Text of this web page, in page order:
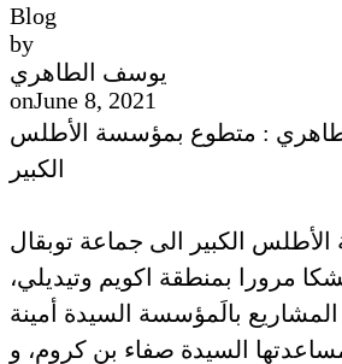
Blog
by
يوسف الطاهري
onJune 8, 2021
: متطوع بمؤسسة الأطلس
الكبير
الكبير الى جماعة توبقال
مرورا بمنطقة اكويم وتيديلي،
المشاريع بالَمؤسسة السيدة أمينة
السيدة صفاء بن كروم، و